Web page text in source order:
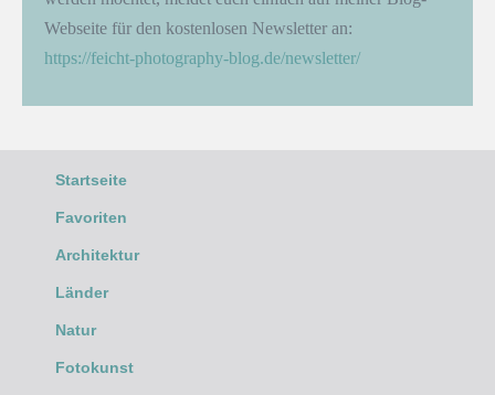
Webseite für den kostenlosen Newsletter an:
https://feicht-photography-blog.de/newsletter/
Startseite
Favoriten
Architektur
Länder
Natur
Fotokunst